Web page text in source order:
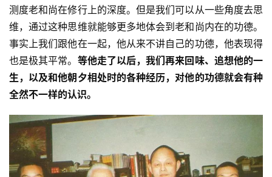
测度老和尚在修行上的深度。但是我们可以从一些角度去思
维，通过这种思维就能够更多地体会到老和尚内在的功德。
事实上我们跟他在一起，他从来不讲自己的功德，他表现得
也是极其平常。 等他走了以后，我们再来回味、追想他的一
生，以及和他朝夕相处时的各种经历，对他的功德就会有种
全然不一样的认识。